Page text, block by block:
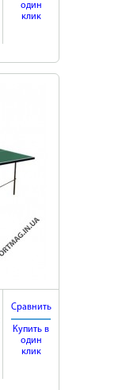
один
клик
Сравнить
Купить в
один
клик